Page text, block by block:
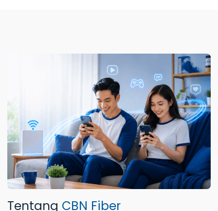
Tentang CBN Fiber